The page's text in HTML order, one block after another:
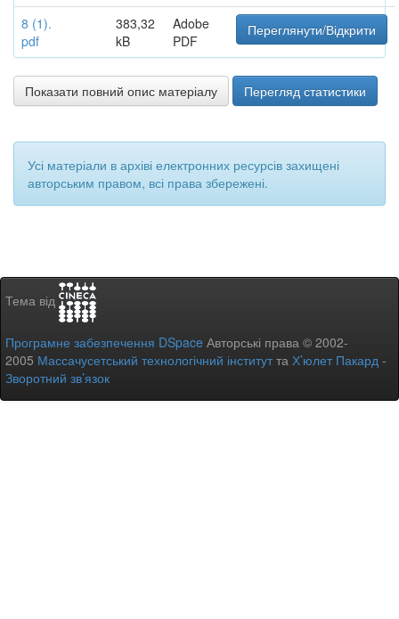
8 (1).
pdf
383,32
kB
Adobe
PDF
Переглянути/Відкрити
Показати повний опис матеріалу Перегляд статистики
Усі матеріали в архіві електронних ресурсів захищені
авторським правом, всі права збережені.
Тема від
Програмне забезпечення DSpace Авторські права © 2002-
2005 Массачусетський технологічний інститутта Х’юлет Пакард -
Зворотний зв’язок